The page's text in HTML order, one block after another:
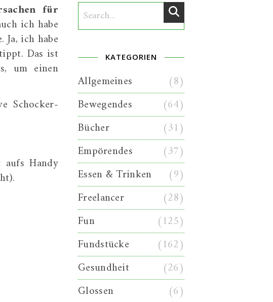
für
ich habe
ich habe
Das ist
um einen
Schocker-
Handy
KATEGORIEN
Allgemeines
(8)
Bewegendes
(64)
Bücher
(31)
Empörendes
(37)
Essen & Trinken
(9)
Freelancer
(28)
Fun
(125)
Fundstücke
(162)
Gesundheit
(26)
Glossen
(6)